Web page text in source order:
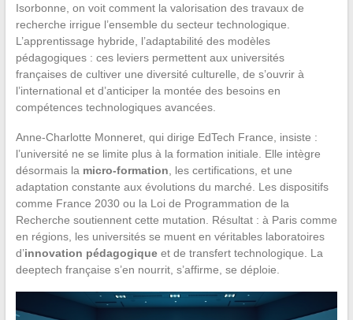
Isorbonne, on voit comment la valorisation des travaux de
recherche irrigue l’ensemble du secteur technologique.
L’apprentissage hybride, l’adaptabilité des modèles
pédagogiques : ces leviers permettent aux universités
françaises de cultiver une diversité culturelle, de s’ouvrir à
l’international et d’anticiper la montée des besoins en
compétences technologiques avancées.
Anne-Charlotte Monneret, qui dirige EdTech France, insiste :
l’université ne se limite plus à la formation initiale. Elle intègre
désormais la micro-formation , les certifications, et une
adaptation constante aux évolutions du marché. Les dispositifs
comme France 2030 ou la Loi de Programmation de la
Recherche soutiennent cette mutation. Résultat : à Paris comme
en régions, les universités se muent en véritables laboratoires
d’innovation pédagogiqueet de transfert technologique. La
deeptech française s’en nourrit, s’affirme, se déploie.